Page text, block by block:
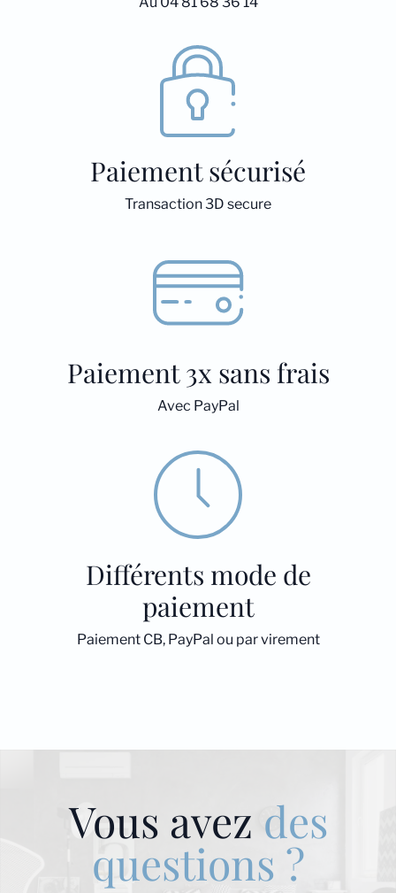
Paiement sécurisé
Transaction 3D secure
Paiement 3x sans frais
Avec PayPal
Différents mode de
paiement
Paiement CB, PayPal ou par virement
Vous avez des
questions ?